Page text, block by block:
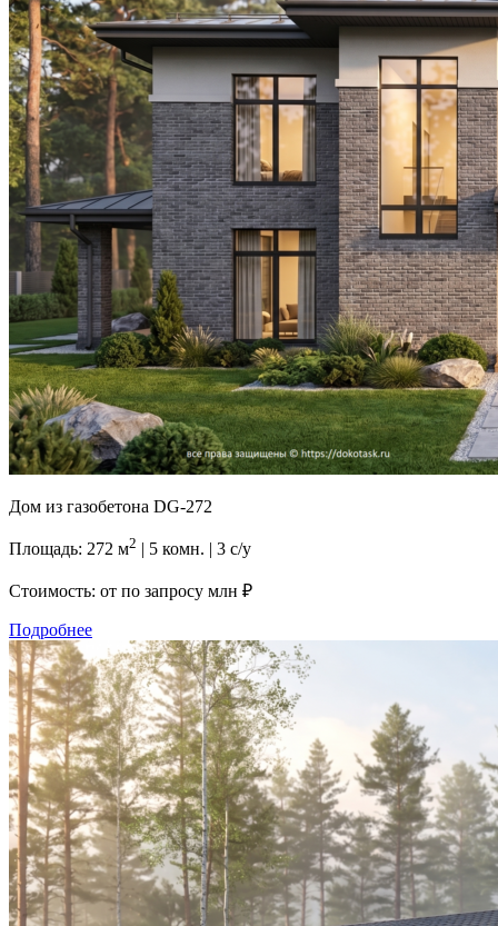
Дом из газобетона DG-272
Площадь: 272 м2 | 5 комн. | 3 с/у
Стоимость: от по запросу млн ₽
Подробнее